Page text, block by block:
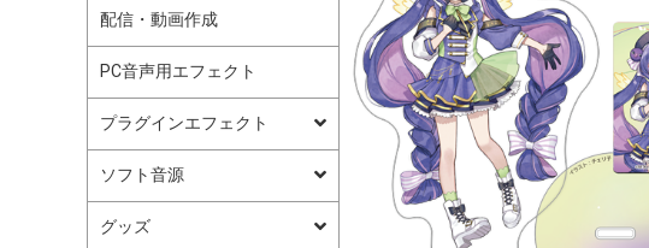
配信・動画作成
PC音声用エフェクト
プラグインエフェクト
ソフト音源
グッズ